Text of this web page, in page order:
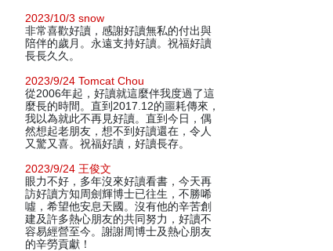
2023/10/3 snow
非常喜歡好讀，感謝好讀無私的付出與
陪伴的歲月。永遠支持好讀。祝福好讀
長長久久。
2023/9/24 Tomcat Chou
從2006年起，好讀就這麼伴我度過了這
麼長的時間。直到2017.12的噩耗傳來，
我以為就此不再見好讀。直到今日，偶
然想起老朋友，想不到好讀還在，令人
又驚又喜。祝福好讀，好讀長存。
2023/9/24 王俊文
眼力不好，多年沒來好讀看書，今天再
訪好讀方知周劍輝博士已往生，不勝唏
噓，希望他安息天國。沒有他的辛苦創
建及許多熱心朋友的共同努力，好讀不
容易經營至今。謝謝周博士及熱心朋友
的辛勞貢獻！